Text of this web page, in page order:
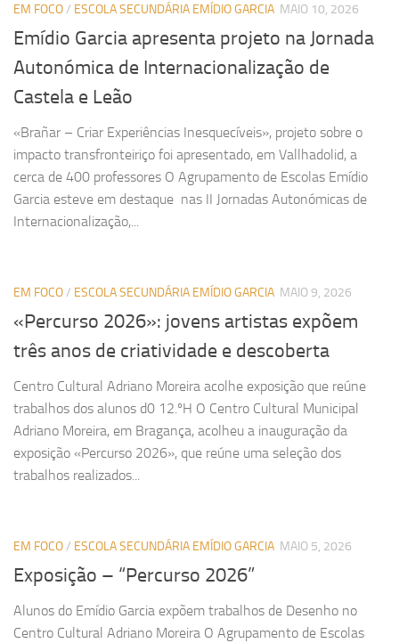
EM FOCO/ ESCOLA SECUNDÁRIA EMÍDIO GARCIA MAIO 10, 2026
Emídio Garcia apresenta projeto na Jornada
Autonómica de Internacionalização de
Castela e Leão
«Brañar – Criar Experiências Inesquecíveis», projeto sobre o
impacto transfronteiriço foi apresentado, em Vallhadolid, a
cerca de 400 professores O Agrupamento de Escolas Emídio
Garcia esteve em destaque nas II Jornadas Autonómicas de
Internacionalização,...
EM FOCO/ ESCOLA SECUNDÁRIA EMÍDIO GARCIA MAIO 9, 2026
«Percurso 2026»: jovens artistas expõem
três anos de criatividade e descoberta
Centro Cultural Adriano Moreira acolhe exposição que reúne
trabalhos dos alunos d0 12.ºH O Centro Cultural Municipal
Adriano Moreira, em Bragança, acolheu a inauguração da
exposição «Percurso 2026», que reúne uma seleção dos
trabalhos realizados...
EM FOCO/ ESCOLA SECUNDÁRIA EMÍDIO GARCIA MAIO 5, 2026
Exposição – “Percurso 2026”
Alunos do Emídio Garcia expõem trabalhos de Desenho no
Centro Cultural Adriano Moreira O Agrupamento de Escolas